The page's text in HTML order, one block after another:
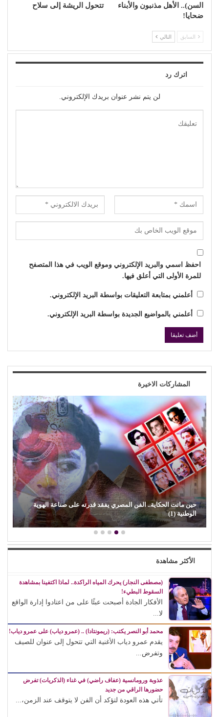
السن).. الأهل مذنبون والأبناء
ضحايا!
تتحول الريشة إلى سلاح
السابق التالي
اترك رد
لن يتم نشر عنوان بريدك الإلكتروني.
احفظ اسمي والبريد الإلكتروني وموقع الويب في هذا المتصفح
للمرة الأولى التي أعلق فيها.
أعلمني بمتابعة التعليقات بواسطة البريد الإلكتروني.
أعلمني بالمواضيع الجديدة بواسطة البريد الإلكتروني.
المشاركات الاخيرة
حين ماتت الحكاية.. الفن المصري يفقد قدرته على صناعة الهوية
الوطنية (1)
الأكثر مشاهدة
(مصطفى النجار) يحرك المياه الراكدة.. لماذا اكتفينا بمشاهدة
السقوط البطيء!
الأفكار الجادة أصبحت عبئًا على من اعتادوا إدارة الواقع
لا...
محمد أبو النصر يكتب: (ريمونتادا) .. (عمرو دياب) على عمرو دياب!
يقدم عمرو دياب الأغنية التي تتحول إلى عنوان للصيف
وتفرض...
عذوبة ورومانسية (عفاف راضي) في غناء (الذكريات) تفرض
حضورها الراقي من جديد
تأتي هذه العودة لتؤكد أن الفن لا يتوقف عند الزمن،...